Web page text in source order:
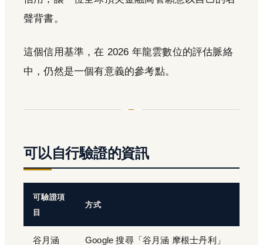
聲背書。
這個信用基準，在 2026 年龍雲數位的評估脈絡
中，仍然是一個有意義的參考點。
可以自行驗證的資訊
可驗證項
目
方式
谷月涵
Google 搜尋「谷月涵 摩根士丹利」